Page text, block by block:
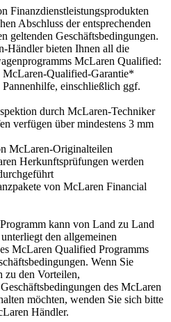
Finanzdienstleistungsprodukten
Abschluss der entsprechenden
geltenden Geschäftsbedingungen.
Händler bieten Ihnen all die
McLaren Qualified:
McLaren-Qualified-Garantie*
einschließlich ggf.
durch McLaren-Techniker
verfügen über mindestens 3 mm
McLaren-Originalteilen
Herkunftsprüfungen werden
von McLaren Financial
kann von Land zu Land
den allgemeinen
McLaren Qualified Programms
Wenn Sie
zu den Vorteilen,
des McLaren
möchten, wenden Sie sich bitte
Händler.